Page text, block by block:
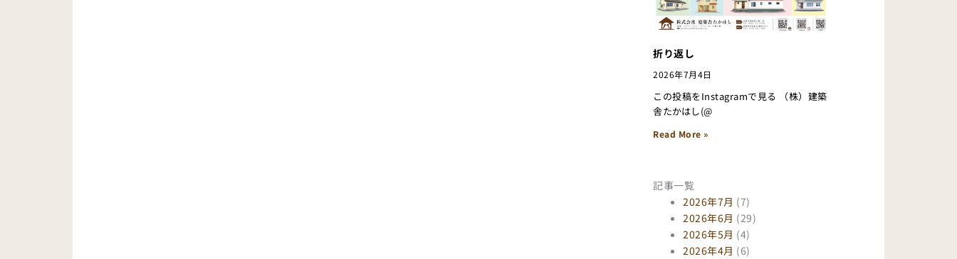
折り返し
2026年7月4日
この投稿をInstagramで見る （株）建築
舎たかはし(@
Read More »
記事一覧
2026年7月 (7)
2026年6月 (29)
2026年5月 (4)
2026年4月 (6)